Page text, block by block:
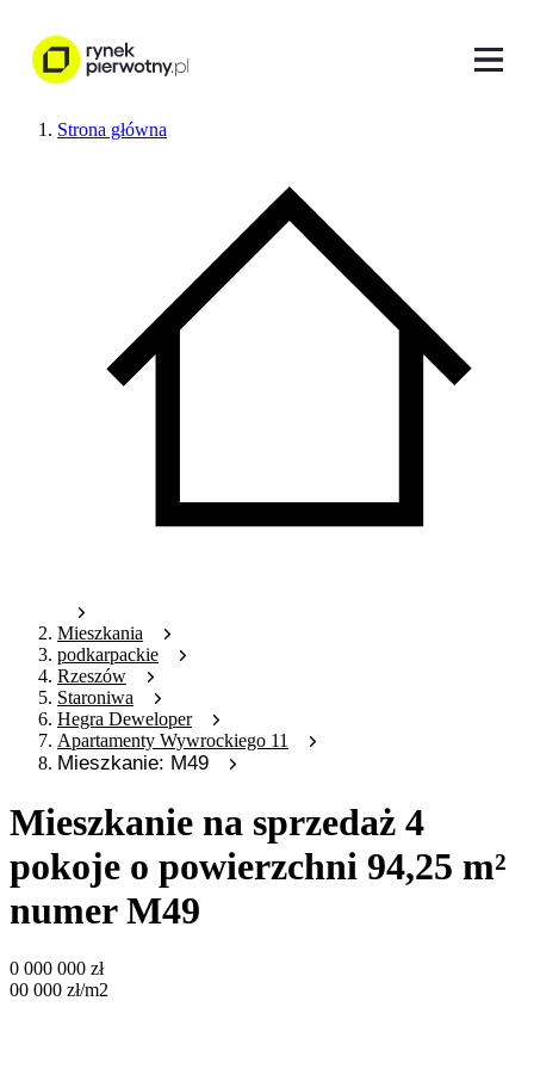
Strona główna
Mieszkania
podkarpackie
Rzeszów
Staroniwa
Hegra Deweloper
Apartamenty Wywrockiego 11
Mieszkanie: M49
Mieszkanie na sprzedaż 4
pokoje o powierzchni 94,25 m²
numer M49
0 000 000 zł
00 000 zł/m2